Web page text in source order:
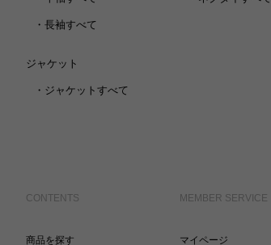
・ 長袖すべて
ジャケット
・ ジャケットすべて
CONTENTS
商品を探す
MEMBER SERVICE
マイページ